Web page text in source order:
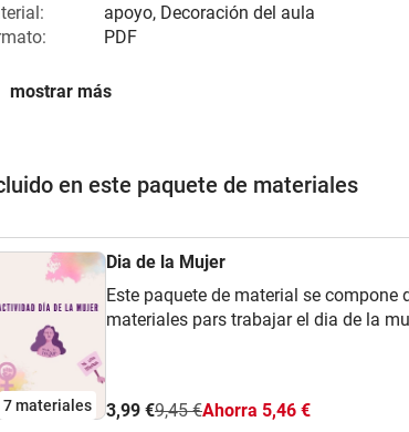
apoyo, Decoración del aula
PDF
mostrar más
en este paquete de materiales
7 materiales
Dia de la Mujer
Este paquete de material se compone
materiales pars trabajar el dia de la
3,99 €9,45 €Ahorra 5,46 €